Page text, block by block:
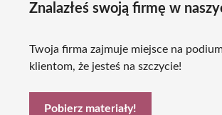
Znalazłeś swoją firmę w
Twoja firma zajmuje miejsce na
klientom, że jesteś na szczycie!
Pobierz materiały!